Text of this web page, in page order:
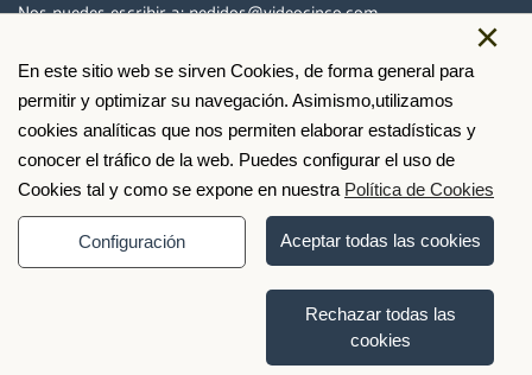
×
En este sitio web se sirven Cookies, de forma general para
permitir y optimizar su navegación. Asimismo,utilizamos
cookies analíticas que nos permiten elaborar estadísticas y
conocer el tráfico de la web. Puedes configurar el uso de
Cookies tal y como se expone en nuestra Política de Cookies
Configuración Aceptar todas las cookies
Rechazar todas las
cookies
Nos puedes escribir a:pedidos@videocinco.com
PAGO SEGURO